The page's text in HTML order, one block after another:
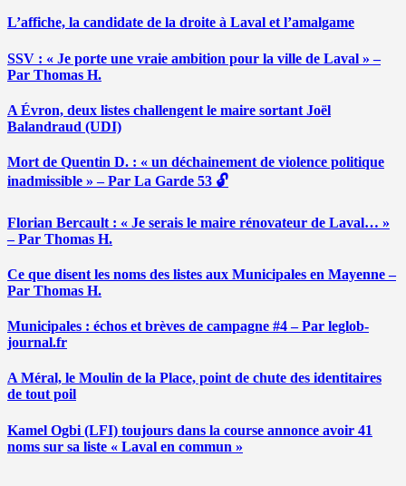
L’affiche, la candidate de la droite à Laval et l’amalgame
SSV : « Je porte une vraie ambition pour la ville de Laval » –
Par Thomas H.
A Évron, deux listes challengent le maire sortant Joël
Balandraud (UDI)
Mort de Quentin D. : « un déchainement de violence politique
inadmissible » – Par La Garde 53 🔓
Florian Bercault : « Je serais le maire rénovateur de Laval… »
– Par Thomas H.
Ce que disent les noms des listes aux Municipales en Mayenne –
Par Thomas H.
Municipales : échos et brèves de campagne #4 – Par leglob-
journal.fr
A Méral, le Moulin de la Place, point de chute des identitaires
de tout poil
Kamel Ogbi (LFI) toujours dans la course annonce avoir 41
noms sur sa liste « Laval en commun »